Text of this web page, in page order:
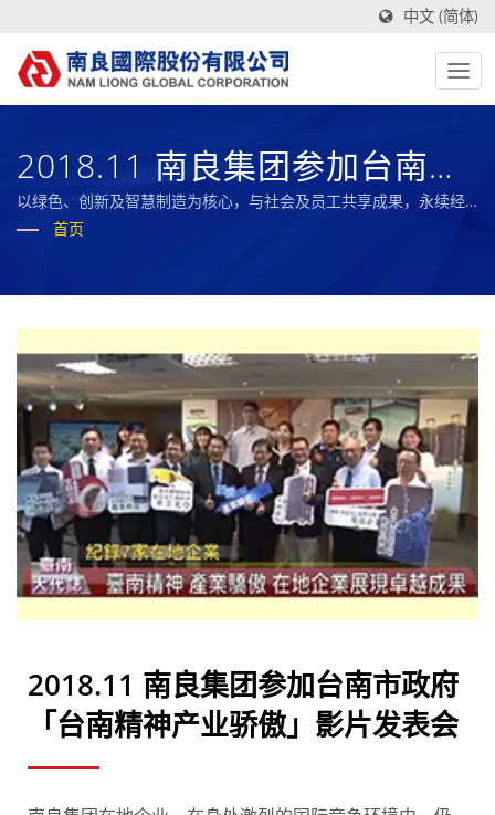
中文 (简体)
2018.11 南良集团参加台南市
政府「台南精神产业骄傲」影
以绿色、创新及智慧制造为核心，与社会及员工共享成果，永续经
营的全球复合材料之标竿企业。
首页
2018.11 南良集团参加台南市政府
「台南精神产业骄傲」影片发表会